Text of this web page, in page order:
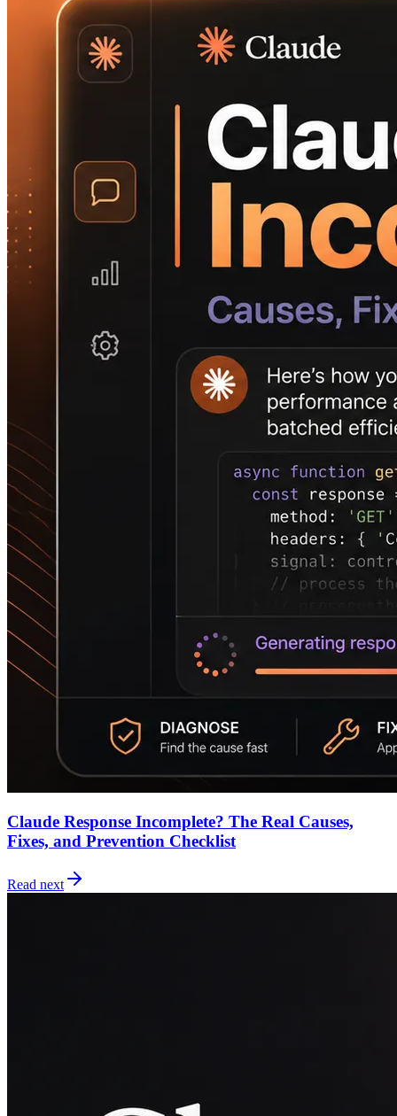
Claude Response Incomplete? The Real Causes,
Fixes, and Prevention Checklist
Read next